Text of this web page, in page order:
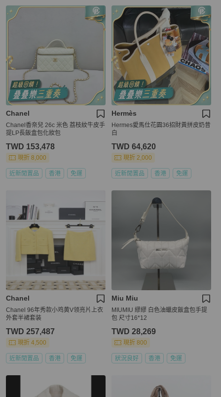
Chanel
Chanel香奈兒 26c 米色 荔枝紋牛皮手
提LP長飯盒包化妝包
TWD 153,478
現折 8,000
近新閒置品 香港 免運
Hermès
Hermes愛馬仕花園36招財黃拼皮奶昔
白
TWD 64,620
現折 2,000
近新閒置品 香港 免運
Chanel
Chanel 96年秀款小鸡黄V领亮片上衣
外套半裙套装
TWD 257,487
現折 4,500
近新閒置品 香港 免運
Miu Miu
MIUMIU 繆繆 白色油蠟皮飯盒包手提
包 尺寸16*12
TWD 28,269
現折 800
狀況良好 香港 免運